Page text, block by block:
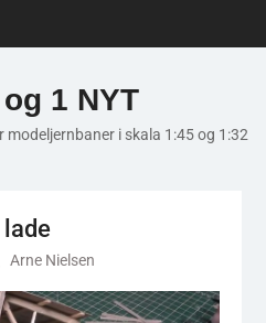
1 NYT
modeljernbaner i skala 1:45 og 1:32
Arne Nielsen